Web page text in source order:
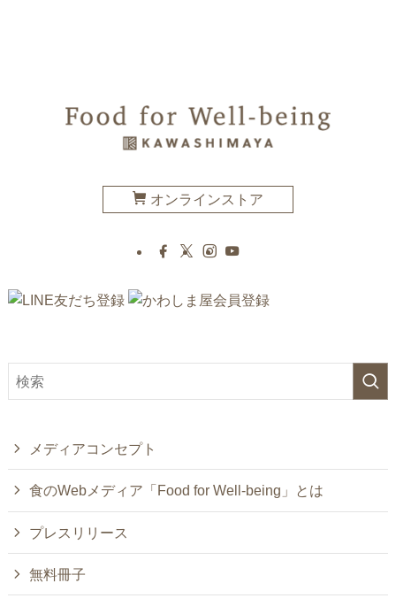
オンラインストア
メディアコンセプト
食のWebメディア「Food for Well-being」とは
プレスリリース
無料冊子